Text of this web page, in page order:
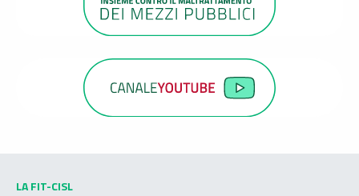
LA FIT-CISL